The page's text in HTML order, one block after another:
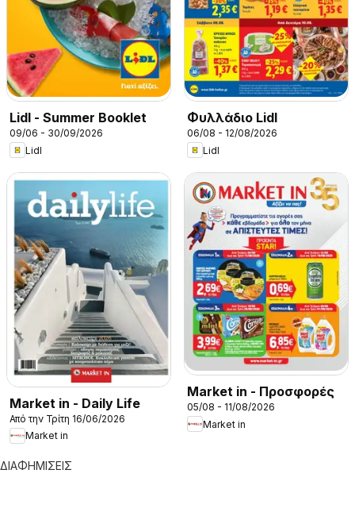
Lidl - Summer Booklet
09/06 - 30/09/2026
Lidl
Φυλλάδιο Lidl
06/08 - 12/08/2026
Lidl
Market in - Daily Life
Από την Τρίτη 16/06/2026
Market in
Market in - Προσφορές
05/08 - 11/08/2026
Market in
ΔΙΑΦΗΜΙΣΕΙΣ